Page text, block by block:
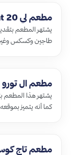
مطعم لي 20 ‪Le 20' Restaurant‬
يشتهر المطعم
طاجين وكسكس
مطعم ال تورو El Toro Restaurant
يشتهر هذا المطعم
كما أنه يتميز